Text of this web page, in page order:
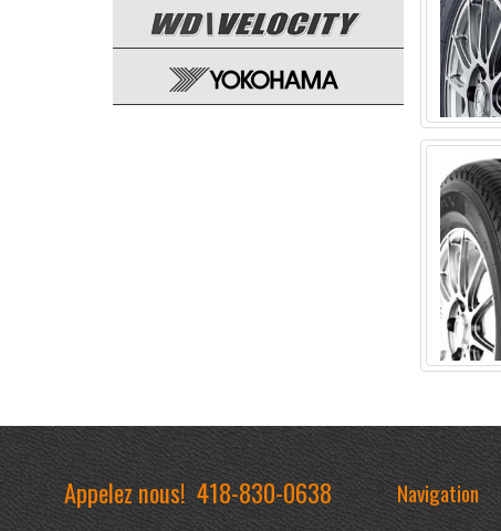
Appelez nous!418-830-0638 Navigation